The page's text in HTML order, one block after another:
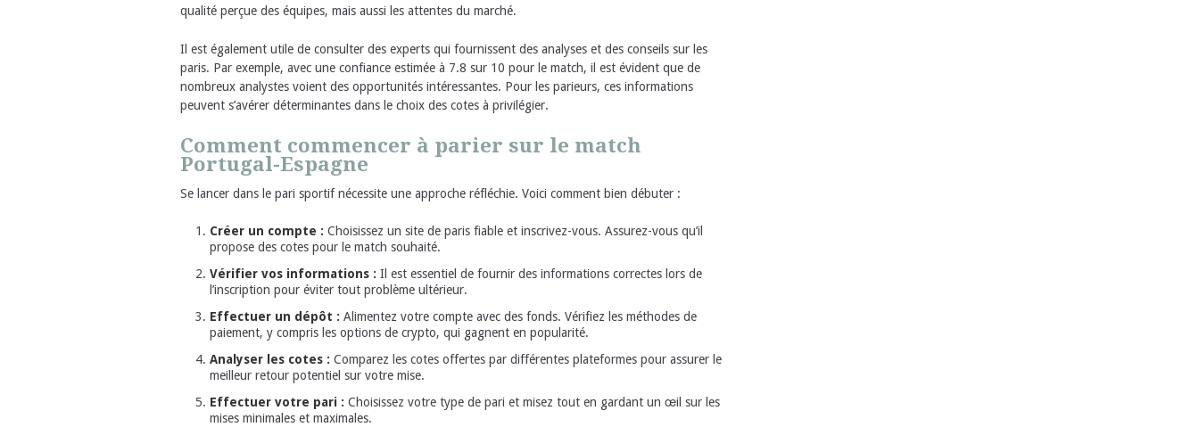
qualité perçue des équipes, mais aussi les attentes du marché.
Il est également utile de consulter des experts qui fournissent des analyses et des conseils sur les
paris. Par exemple, avec une confiance estimée à 7.8 sur 10 pour le match, il est évident que de
nombreux analystes voient des opportunités intéressantes. Pour les parieurs, ces informations
peuvent s’avérer déterminantes dans le choix des cotes à privilégier.
Comment commencer à parier sur le match
Portugal-Espagne
Se lancer dans le pari sportif nécessite une approche réfléchie. Voici comment bien débuter :
Créer un compte : Choisissez un site de paris fiable et inscrivez-vous. Assurez-vous qu’il
propose des cotes pour le match souhaité.
Vérifier vos informations : Il est essentiel de fournir des informations correctes lors de
l’inscription pour éviter tout problème ultérieur.
Effectuer un dépôt : Alimentez votre compte avec des fonds. Vérifiez les méthodes de
paiement, y compris les options de crypto, qui gagnent en popularité.
Analyser les cotes : Comparez les cotes offertes par différentes plateformes pour assurer le
meilleur retour potentiel sur votre mise.
Effectuer votre pari : Choisissez votre type de pari et misez tout en gardant un œil sur les
mises minimales et maximales.